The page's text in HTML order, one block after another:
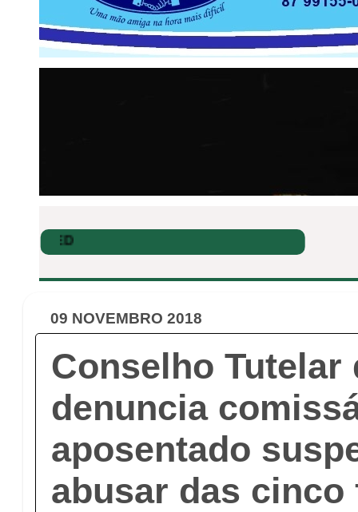
09 NOVEMBRO 2018
Conselho Tutelar
denuncia
aposentado
abusar das cinco